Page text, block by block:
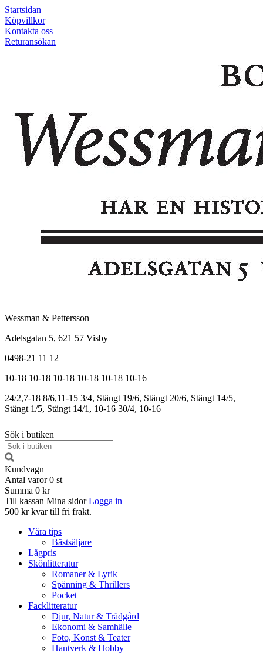
Startsidan
Köpvillkor
Kontakta oss
Returansökan
Wessman & Pettersson
Adelsgatan 5, 621 57 Visby
0498-21 11 12
10-18 10-18 10-18 10-18 10-18 10-16
24/2,7-18 8/6,11-15 3/4, Stängt 19/6, Stängt 20/6, Stängt 14/5,
Stängt 1/5, Stängt 14/1, 10-16 30/4, 10-16
Sök i butiken
Kundvagn
Antal varor 0 st
Summa 0 kr
Till kassan Mina sidor Logga in
500 kr kvar till fri frakt.
Våra tips
Bästsäljare
Lågpris
Skönlitteratur
Romaner & Lyrik
Spänning & Thrillers
Pocket
Facklitteratur
Djur, Natur & Trädgård
Ekonomi & Samhälle
Foto, Konst & Teater
Hantverk & Hobby